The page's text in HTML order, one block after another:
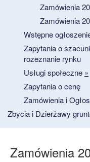
Zamówienia
Zamówienia
Wstępne
Zapytania o
rozeznanie rynku
Usługi społeczne »
Zapytania o cenę
Zamówienia i
Zbycia i Dzierżawy
Zamówienia